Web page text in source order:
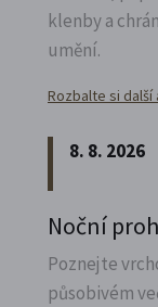
klenby a
umění.
Rozbalte si další
8. 8. 2026
Noční
Poznejte
působivém